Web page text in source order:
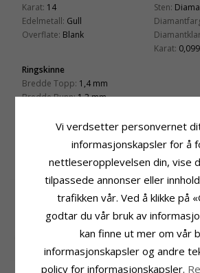
Karat: 14
Edelmetall: Gull
Overflate: Blank
Sten:
Karat: 0,099
Ringskinne
Bredde Topp: 1,4 mm
Bredde Bunn:1,2 mm
Tykkelse Bunn:1,3 mm
BESLEKTEDE
Elegant rosa safir
Safir diamantring i 14
Vi verdsetter personvernet
informasjonskapsler for å
nettleseropplevelsen din, vise
tilpassede annonser eller
trafikken vår. Ved å klikke på
godtar du vår bruk av
kan finne ut mer om vår
informasjonskapsler og andre
policy for informasjonskapsler.